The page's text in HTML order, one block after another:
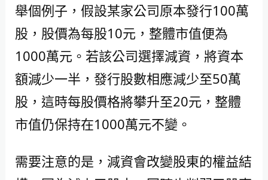
舉個例子，假設某家公司原本發行100萬
股，股價為每股10元，整體市值便為
1000萬元。若該公司選擇減資，將資本
額減少一半，發行股數相應減少至50萬
股，這時每股價格將攀升至20元，整體
市值仍保持在1000萬元不變。
需要注意的是，減資會改變股東的權益結